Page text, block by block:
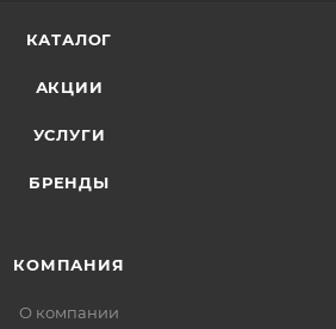
КАТАЛОГ
АКЦИИ
УСЛУГИ
БРЕНДЫ
КОМПАНИЯ
О компании